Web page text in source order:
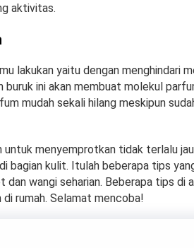
aktivitas.
lakukan yaitu dengan menghindari
ini akan membuat molekul
mudah sekali hilang meskipun
menyemprotkan tidak terlalu
kulit. Itulah beberapa tips
dan wangi seharian. Beberapa tips di
rumah. Selamat mencoba!